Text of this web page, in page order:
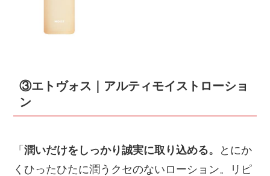
③エトヴォス｜アルティモイストローショ
ン
「潤いだけをしっかり誠実に取り込める。
とにか
くひったひたに潤うクセのないローション。リピ